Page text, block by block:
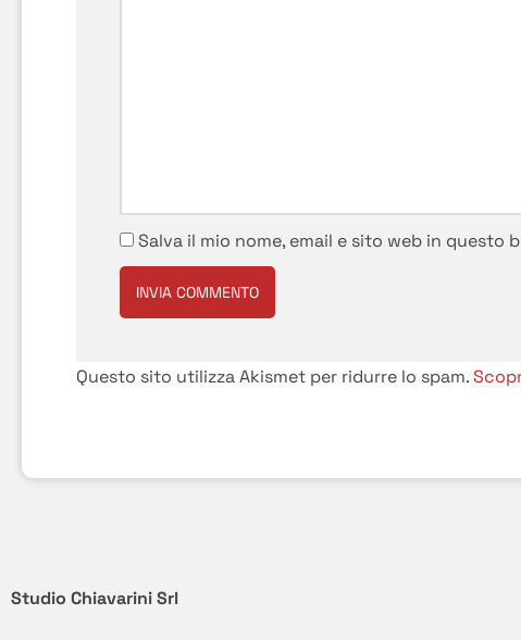
Salva il mio nome, email e sito web in questo
Questo sito utilizza Akismet per ridurre lo spam.
Studio Chiavarini Srl